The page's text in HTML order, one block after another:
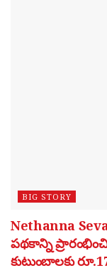
BIG STORY
Nethanna
పథకాన్ని
కుటుంబాలకు